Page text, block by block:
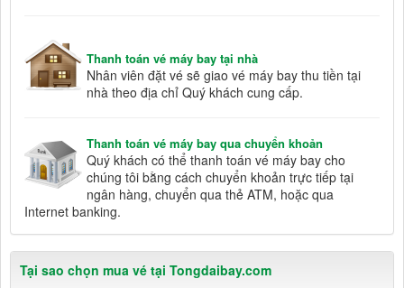
Thanh toán vé máy bay tại nhà
Nhân viên đặt vé sẽ giao vé máy bay thu tiền tại
nhà theo địa chỉ Quý khách cung cấp.
Thanh toán vé máy bay qua chuyển khoản
Quý khách có thể thanh toán vé máy bay cho
chúng tôi bằng cách chuyển khoản trực tiếp tại
ngân hàng, chuyển qua thẻ ATM, hoặc qua
Internet banking.
Tại sao chọn mua vé tại Tongdaibay.com